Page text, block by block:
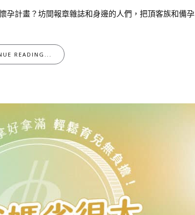
孕計畫？坊間報章雜誌和身邊的人們，把頂客族和備孕
READING...